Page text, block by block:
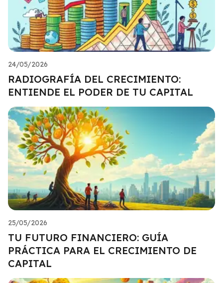
24/05/2026
RADIOGRAFÍA DEL CRECIMIENTO:
ENTIENDE EL PODER DE TU CAPITAL
25/05/2026
TU FUTURO FINANCIERO: GUÍA
PRÁCTICA PARA EL CRECIMIENTO DE
CAPITAL